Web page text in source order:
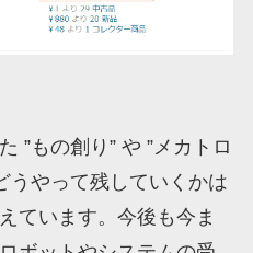
”もの創り” や ”メカトロ
うやって残していくかは
ています。今後も今ま